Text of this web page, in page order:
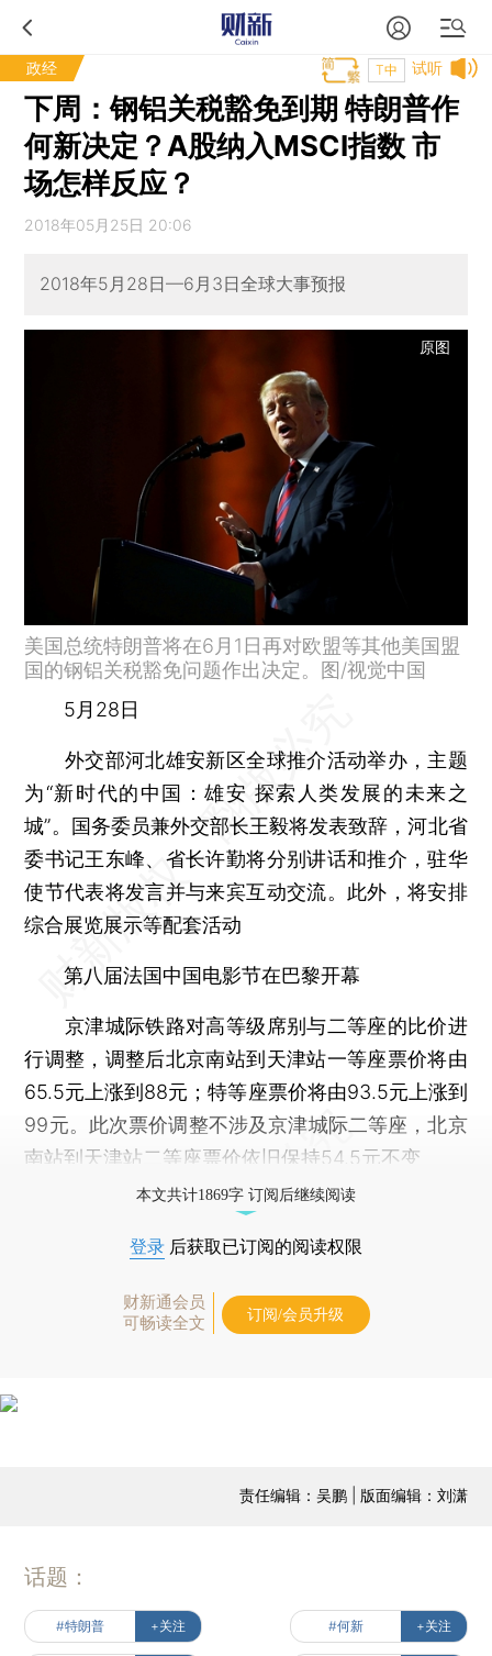
政经 试听
T中
下周：钢铝关税豁免到期 特朗普作
何新决定？A股纳入MSCI指数 市
场怎样反应？
2018年05月25日 20:06
2018年5月28日—6月3日全球大事预报
原图
美国总统特朗普将在6月1日再对欧盟等其他美国盟
国的钢铝关税豁免问题作出决定。图/视觉中国
5月28日
外交部河北雄安新区全球推介活动举办，主题
为“新时代的中国：雄安 探索人类发展的未来之
城”。国务委员兼外交部长王毅将发表致辞，河北省
委书记王东峰、省长许勤将分别讲话和推介，驻华
使节代表将发言并与来宾互动交流。此外，将安排
综合展览展示等配套活动
第八届法国中国电影节在巴黎开幕
京津城际铁路对高等级席别与二等座的比价进
行调整，调整后北京南站到天津站一等座票价将由
65.5元上涨到88元；特等座票价将由93.5元上涨到
99元。此次票价调整不涉及京津城际二等座，北京
南站到天津站二等座票价依旧保持54.5元不变
本文共计1869字 订阅后继续阅读
登录 后获取已订阅的阅读权限
财新通会员
可畅读全文
订阅/会员升级
责任编辑：吴鹏 | 版面编辑：刘潇
话题：
#特朗普 +关注 #何新 +关注